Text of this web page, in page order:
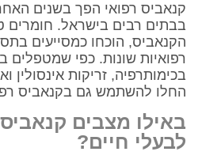
קנאביס רפואי הפך בשנים
בבתים רבים בישראל. חומרים
הקנאביס, הוכחו כמסייעים
רפואיות שונות. כפי שמטפלים
בכימותרפיה, זריקות אינסולין
החלו להשתמש גם בקנאביס
באילו מצבים קנאביס
לבעלי חיים?